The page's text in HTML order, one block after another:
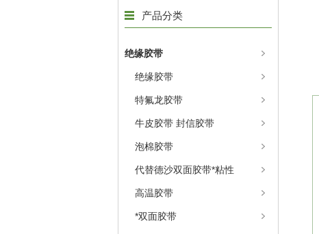
产品分类
绝缘胶带
绝缘胶带
特氟龙胶带
牛皮胶带 封信胶带
泡棉胶带
代替德沙双面胶带*粘性
高温胶带
*双面胶带